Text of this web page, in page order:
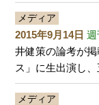
メディア
2015年9月14日
井健策の論考が
ス」に生出演し
メディア